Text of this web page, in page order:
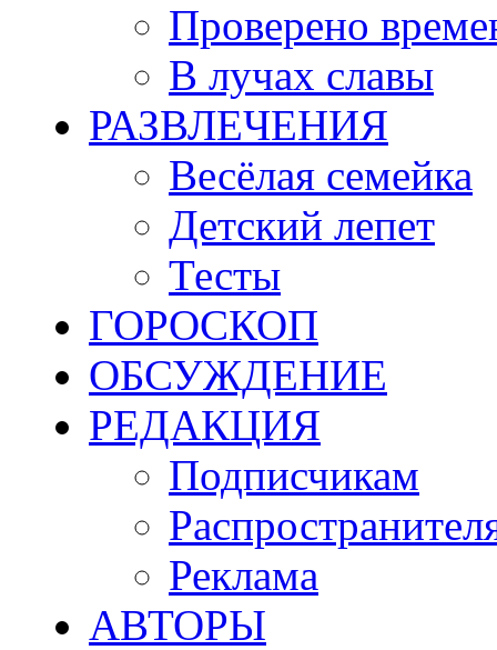
Проверено
В лучах славы
РАЗВЛЕЧЕНИЯ
Весёлая семейка
Детский лепет
Тесты
ГОРОСКОП
ОБСУЖДЕНИЕ
РЕДАКЦИЯ
Подписчикам
Реклама
АВТОРЫ